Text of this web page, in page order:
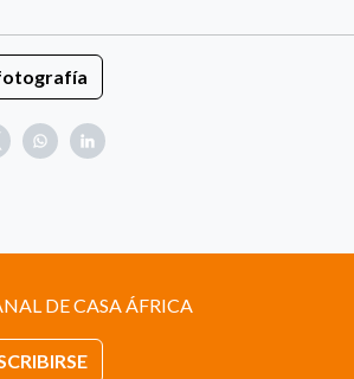
DE CASA ÁFRICA